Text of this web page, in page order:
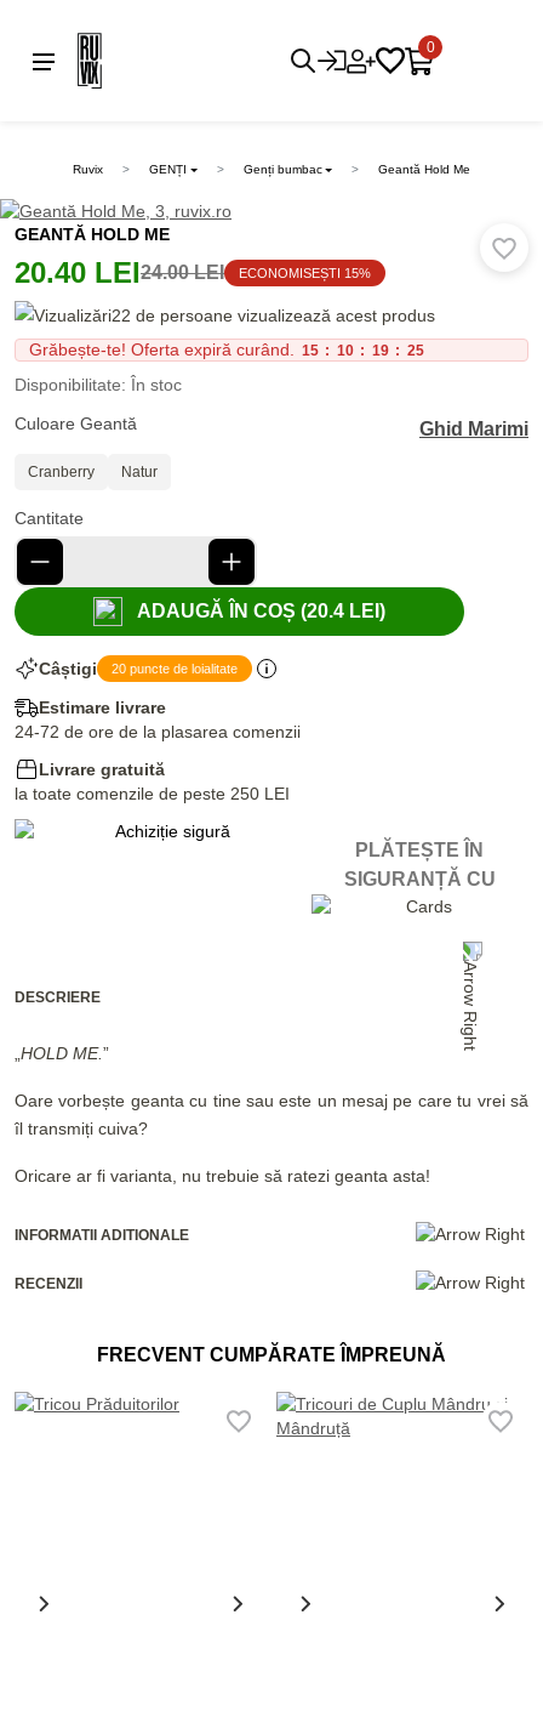
0
Ruvix GENȚI Genți bumbac Geantă Hold Me
GEANTĂ HOLD ME
20.40 LEI24.00 LEI ECONOMISEȘTI 15%
22 de persoane vizualizează acest produs
Grăbește-te! Oferta expiră curând.
15 : 10 : 19 : 25
Disponibilitate: În stoc
Culoare Geantă
Ghid Marimi
Cranberry Natur
Cantitate
ADAUGĂ ÎN COȘ (20.4 LEI)
Câștigi 20 puncte de loialitate
Estimare livrare
24-72 de ore de la plasarea comenzii
Livrare gratuită
la toate comenzile de peste 250 LEI
PLĂTEȘTE ÎN
SIGURANȚĂ CU
DESCRIERE
HOLD ME.”
Oare vorbește geanta cu tine sau este un mesaj pe care tu vrei să
îl transmiți cuiva?
Oricare ar fi varianta, nu trebuie să ratezi geanta asta!
INFORMATII ADITIONALE
RECENZII
FRECVENT CUMPĂRATE ÎMPREUNĂ